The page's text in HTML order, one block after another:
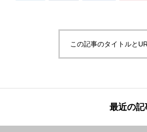
この記事のタイトルと
最近の記